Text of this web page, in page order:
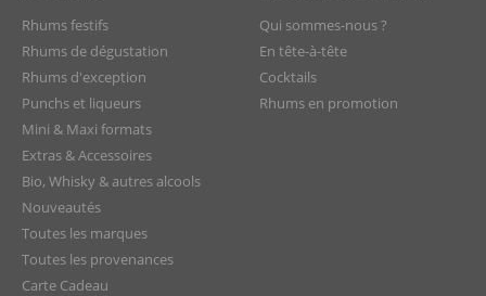
Rhums festifs
Rhums de dégustation
Rhums d'exception
Punchs et liqueurs
Mini & Maxi formats
Extras & Accessoires
Bio, Whisky & autres alcools
Nouveautés
Toutes les marques
Toutes les provenances
Carte Cadeau
Qui sommes-nous ?
En tête-à-tête
Cocktails
Rhums en promotion